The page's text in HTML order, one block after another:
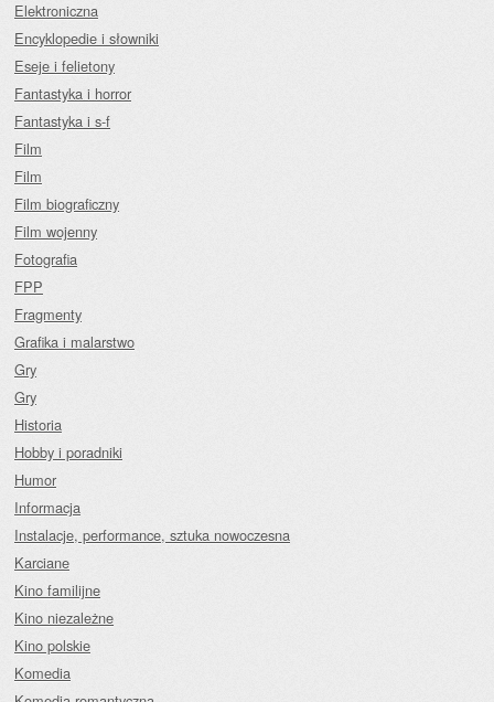
Elektroniczna
Encyklopedie i słowniki
Eseje i felietony
Fantastyka i horror
Fantastyka i s-f
Film
Film
Film biograficzny
Film wojenny
Fotografia
FPP
Fragmenty
Grafika i malarstwo
Gry
Gry
Historia
Hobby i poradniki
Humor
Informacja
Instalacje, performance, sztuka nowoczesna
Karciane
Kino familijne
Kino niezależne
Kino polskie
Komedia